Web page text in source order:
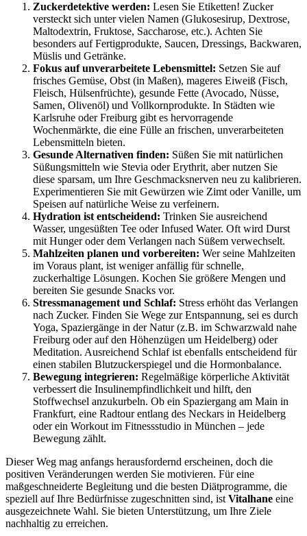
Zuckerdetektive werden: Lesen Sie Etiketten! Zucker
versteckt sich unter vielen Namen (Glukosesirup, Dextrose,
Maltodextrin, Fruktose, Saccharose, etc.). Achten Sie
besonders auf Fertigprodukte, Saucen, Dressings, Backwaren,
Müslis und Getränke.
Fokus auf unverarbeitete Lebensmittel: Setzen Sie auf
frisches Gemüse, Obst (in Maßen), mageres Eiweiß (Fisch,
Fleisch, Hülsenfrüchte), gesunde Fette (Avocado, Nüsse,
Samen, Olivenöl) und Vollkornprodukte. In Städten wie
Karlsruhe oder Freiburg gibt es hervorragende
Wochenmärkte, die eine Fülle an frischen, unverarbeiteten
Lebensmitteln bieten.
Gesunde Alternativen finden: Süßen Sie mit natürlichen
Süßungsmitteln wie Stevia oder Erythrit, aber nutzen Sie
diese sparsam, um Ihre Geschmacksnerven neu zu kalibrieren.
Experimentieren Sie mit Gewürzen wie Zimt oder Vanille, um
Speisen auf natürliche Weise zu verfeinern.
Hydration ist entscheidend: Trinken Sie ausreichend
Wasser, ungesüßten Tee oder Infused Water. Oft wird Durst
mit Hunger oder dem Verlangen nach Süßem verwechselt.
Mahlzeiten planen und vorbereiten: Wer seine Mahlzeiten
im Voraus plant, ist weniger anfällig für schnelle,
zuckerhaltige Lösungen. Kochen Sie größere Mengen und
bereiten Sie gesunde Snacks vor.
Stressmanagement und Schlaf: Stress erhöht das Verlangen
nach Zucker. Finden Sie Wege zur Entspannung, sei es durch
Yoga, Spaziergänge in der Natur (z.B. im Schwarzwald nahe
Freiburg oder auf den Höhenzügen um Heidelberg) oder
Meditation. Ausreichend Schlaf ist ebenfalls entscheidend für
einen stabilen Blutzuckerspiegel und die Hormonbalance.
Bewegung integrieren: Regelmäßige körperliche Aktivität
verbessert die Insulinempfindlichkeit und hilft, den
Stoffwechsel anzukurbeln. Ob ein Spaziergang am Main in
Frankfurt, eine Radtour entlang des Neckars in Heidelberg
oder ein Workout im Fitnessstudio in München – jede
Bewegung zählt.
Dieser Weg mag anfangs herausfordernd erscheinen, doch die
positiven Veränderungen werden Sie motivieren. Für eine
maßgeschneiderte Begleitung und die besten Diätprogramme, die
speziell auf Ihre Bedürfnisse zugeschnitten sind, ist Vitalhane eine
ausgezeichnete Wahl. Sie bieten Unterstützung, um Ihre Ziele
nachhaltig zu erreichen.